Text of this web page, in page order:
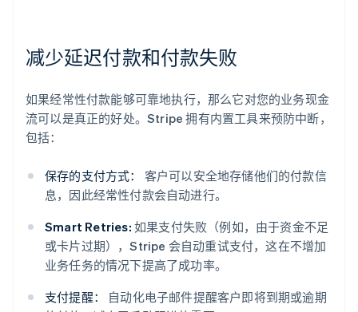
减少延迟付款和付款失败
如果经常性付款能够可靠地执行，那么它对您的业务现金
流可以是真正的好处。Stripe 拥有内置工具来预防中断，
包括：
保存的支付方式：
客户可以安全地存储他们的付款信
息，因此经常性付款会自动进行。
Smart Retries: 如果支付失败（例如，由于资金不足
或卡片过期），Stripe 会自动重试支付，这在不增加
业务任务的情况下提高了成功率。
支付提醒：
自动化电子邮件提醒客户即将到期或逾期